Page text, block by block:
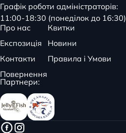
Графік роботи адміністраторів:
11:00-18:30 (понеділок до 16:30)
Про нас
Квитки
Експозиція
Новини
Контакти
Правила і Умови
Повернення
Партнери: